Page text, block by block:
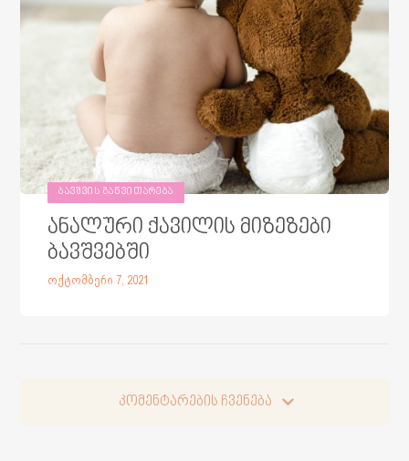
ᲑᲐᲕᲨᲕᲘᲡ ᲒᲐᲜᲕᲘᲗᲐᲠᲔᲑᲐ
ანალური ქავილის მიზეზები
ბავშვებში
ოქტომბერი 7, 2021
კომენტარების ჩვენება